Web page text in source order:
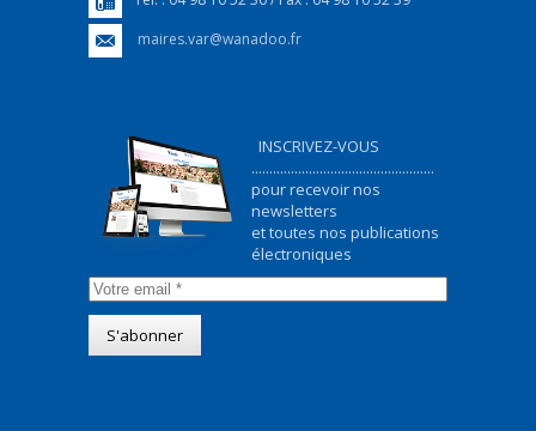
maires.var@wanadoo.fr
INSCRIVEZ-VOUS
...................................................
pour recevoir nos
newsletters
et toutes nos publications
électroniques